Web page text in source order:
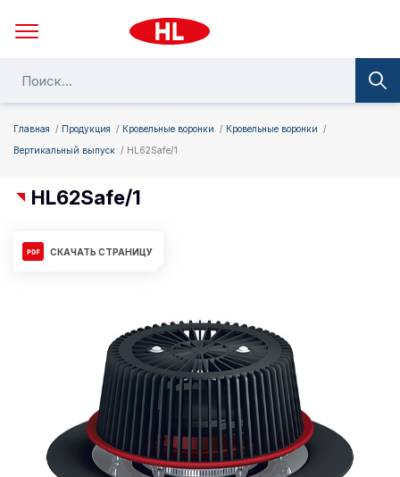
Главная Продукция Кровельные воронки
Кровельные воронки
Вертикальный выпуск
HL62Safe/1
HL62Safe/1
СКАЧАТЬ СТРАНИЦУ